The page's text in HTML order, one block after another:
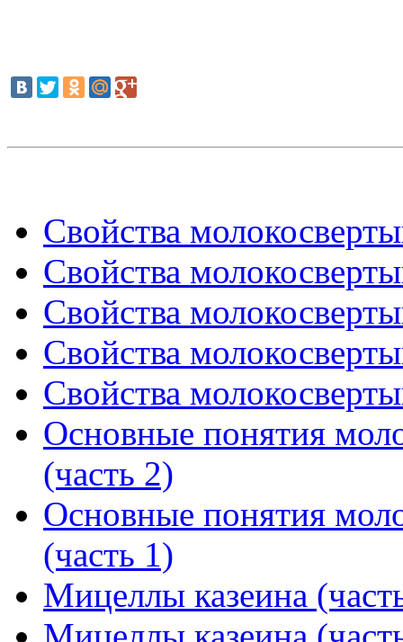
Свойства
Свойства
Свойства
Свойства
Свойства
Основные понятия
(часть 2)
Основные понятия
(часть 1)
Мицеллы казеина